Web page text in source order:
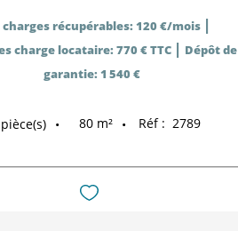
récupérables: 120 €/mois |
charge locataire: 770 € TTC | Dépôt de
garantie: 1 540 €
pièce(s) 80 m² Réf : 2789